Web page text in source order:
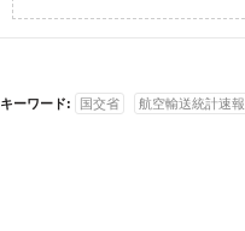
キーワード: 国交省 航空輸送統計速報